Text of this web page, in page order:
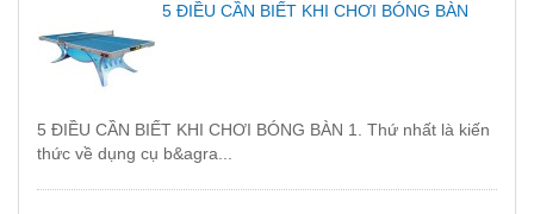
5 ĐIỀU CẦN BIẾT KHI CHƠI BÓNG BÀN
5 ĐIỀU CẦN BIẾT KHI CHƠI BÓNG BÀN 1. Thứ nhất là kiến
thức về dụng cụ b&agra...